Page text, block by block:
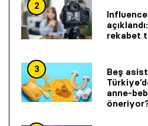
2
rekabet
3
Beş
anne-